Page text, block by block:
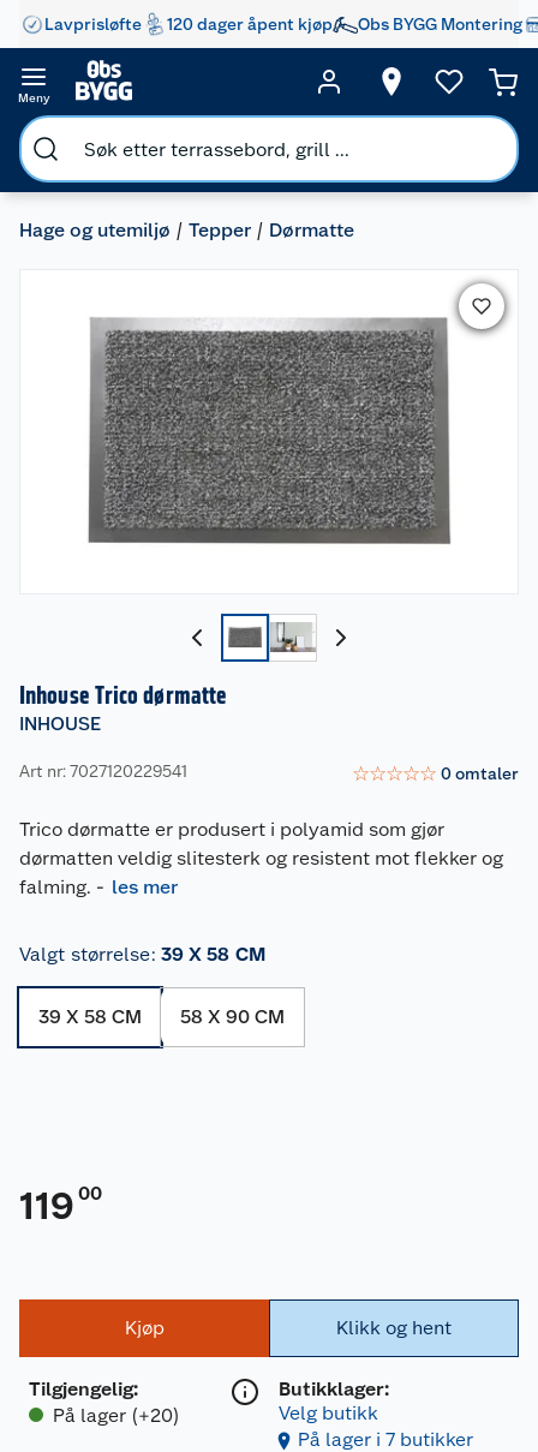
Lavprisløfte 120 dager åpent kjøp Obs BYGG Montering
Meny
Hage og utemiljø Tepper Dørmatte
Inhouse Trico dørmatte
INHOUSE
Art nr: 7027120229541 ☆☆☆☆☆ 0omtaler
Trico dørmatte er produsert i polyamid som gjør
dørmatten veldig slitesterk og resistent mot flekker og
falming. - les mer
Valgt størrelse: 39 X 58 CM
39 X 58 CM 58 X 90 CM
119 00
Kjøp
Tilgjengelig:
På lager (+20)
Klikk og hent
Butikklager:
Velg butikk
På lager i 7 butikker